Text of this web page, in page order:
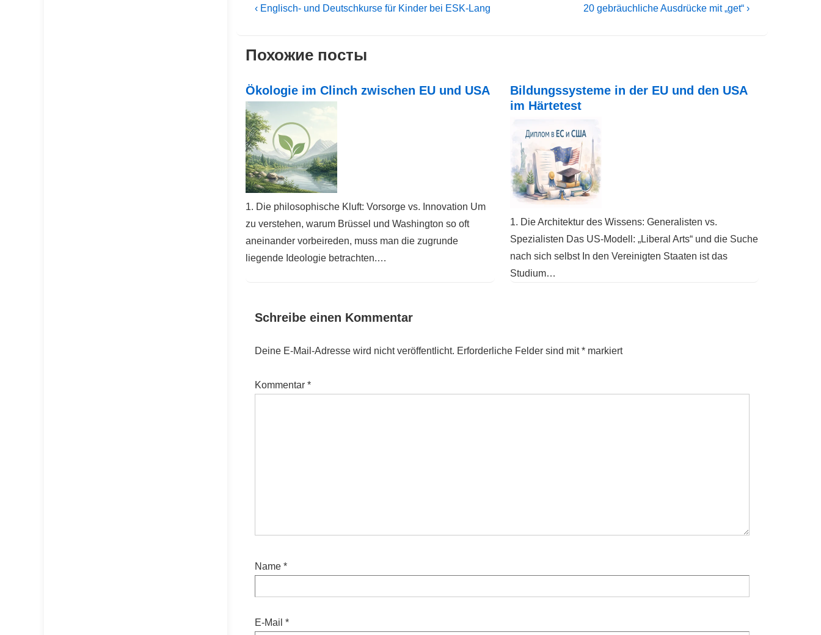
Beitragsnavigation
Vorheriger
‹ Englisch- und Deutschkurse für Kinder bei ESK-Lang
Nächster
20 gebräuchliche Ausdrücke mit „get“ ›
Похожие посты
Ökologie im Clinch zwischen EU und USA
1. Die philosophische Kluft: Vorsorge vs. Innovation Um
zu verstehen, warum Brüssel und Washington so oft
aneinander vorbeireden, muss man die zugrunde
liegende Ideologie betrachten.…
Bildungssysteme in der EU und den USA
im Härtetest
1. Die Architektur des Wissens: Generalisten vs.
Spezialisten Das US-Modell: „Liberal Arts“ und die Suche
nach sich selbst In den Vereinigten Staaten ist das
Studium…
Schreibe einen Kommentar
Deine E-Mail-Adresse wird nicht veröffentlicht. Erforderliche Felder sind mit* markiert
Kommentar *
Name *
E-Mail *